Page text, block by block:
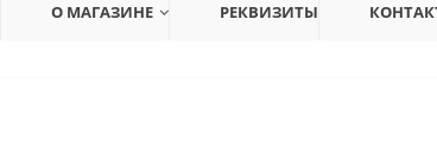
О МАГАЗИНЕ РЕКВИЗИТЫ